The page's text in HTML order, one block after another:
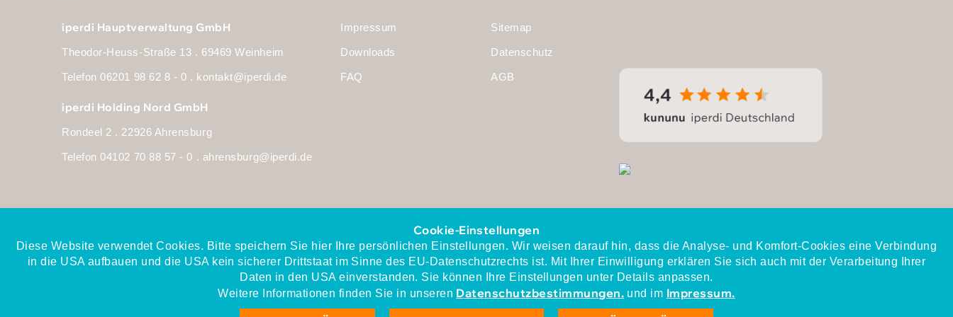
Cookie-Einstellungen
Diese Website verwendet Cookies. Bitte speichern Sie hier Ihre persönlichen Einstellungen. Wir weisen darauf hin, dass die Analyse- und Komfort-Cookies eine Verbindung
in die USA aufbauen und die USA kein sicherer Drittstaat im Sinne des EU-Datenschutzrechts ist. Mit Ihrer Einwilligung erklären Sie sich auch mit der Verarbeitung Ihrer
Daten in den USA einverstanden. Sie können Ihre Einstellungen unter Details anpassen.
Weitere Informationen finden Sie in unseren Datenschutzbestimmungen. und im Impressum.
iperdi Hauptverwaltung GmbH
Theodor-Heuss-Straße 13 . 69469 Weinheim
Telefon 06201 98 62 8 - 0 . kontakt@iperdi.de
iperdi Holding Nord GmbH
Rondeel 2 . 22926 Ahrensburg
Telefon 04102 70 88 57 - 0 . ahrensburg@iperdi.de
Impressum
Downloads
FAQ
Sitemap
Datenschutz
AGB
Mitglied im Gesamtverband
der Personaldienstleister e.V.
iperdi gehört zu den
TOP-Personaldienstleistern